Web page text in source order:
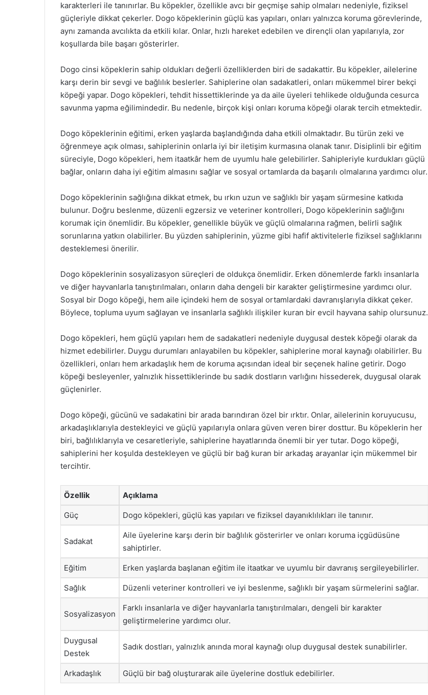
karakterleri ile tanınırlar. Bu köpekler, özellikle avcı bir geçmişe sahip olmaları nedeniyle, fiziksel
güçleriyle dikkat çekerler. Dogo köpeklerinin güçlü kas yapıları, onları yalnızca koruma görevlerinde,
aynı zamanda avcılıkta da etkili kılar. Onlar, hızlı hareket edebilen ve dirençli olan yapılarıyla, zor
koşullarda bile başarı gösterirler.
Dogo cinsi köpeklerin sahip oldukları değerli özelliklerden biri de sadakattir. Bu köpekler, ailelerine
karşı derin bir sevgi ve bağlılık beslerler. Sahiplerine olan sadakatleri, onları mükemmel birer bekçi
köpeği yapar. Dogo köpekleri, tehdit hissettiklerinde ya da aile üyeleri tehlikede olduğunda cesurca
savunma yapma eğilimindedir. Bu nedenle, birçok kişi onları koruma köpeği olarak tercih etmektedir.
Dogo köpeklerinin eğitimi, erken yaşlarda başlandığında daha etkili olmaktadır. Bu türün zeki ve
öğrenmeye açık olması, sahiplerinin onlarla iyi bir iletişim kurmasına olanak tanır. Disiplinli bir eğitim
süreciyle, Dogo köpekleri, hem itaatkâr hem de uyumlu hale gelebilirler. Sahipleriyle kurdukları güçlü
bağlar, onların daha iyi eğitim almasını sağlar ve sosyal ortamlarda da başarılı olmalarına yardımcı olur.
Dogo köpeklerinin sağlığına dikkat etmek, bu ırkın uzun ve sağlıklı bir yaşam sürmesine katkıda
bulunur. Doğru beslenme, düzenli egzersiz ve veteriner kontrolleri, Dogo köpeklerinin sağlığını
korumak için önemlidir. Bu köpekler, genellikle büyük ve güçlü olmalarına rağmen, belirli sağlık
sorunlarına yatkın olabilirler. Bu yüzden sahiplerinin, yüzme gibi hafif aktivitelerle fiziksel sağlıklarını
desteklemesi önerilir.
Dogo köpeklerinin sosyalizasyon süreçleri de oldukça önemlidir. Erken dönemlerde farklı insanlarla
ve diğer hayvanlarla tanıştırılmaları, onların daha dengeli bir karakter geliştirmesine yardımcı olur.
Sosyal bir Dogo köpeği, hem aile içindeki hem de sosyal ortamlardaki davranışlarıyla dikkat çeker.
Böylece, topluma uyum sağlayan ve insanlarla sağlıklı ilişkiler kuran bir evcil hayvana sahip olursunuz.
Dogo köpekleri, hem güçlü yapıları hem de sadakatleri nedeniyle duygusal destek köpeği olarak da
hizmet edebilirler. Duygu durumları anlayabilen bu köpekler, sahiplerine moral kaynağı olabilirler. Bu
özellikleri, onları hem arkadaşlık hem de koruma açısından ideal bir seçenek haline getirir. Dogo
köpeği besleyenler, yalnızlık hissettiklerinde bu sadık dostların varlığını hissederek, duygusal olarak
güçlenirler.
Dogo köpeği, gücünü ve sadakatini bir arada barındıran özel bir ırktır. Onlar, ailelerinin koruyucusu,
arkadaşlıklarıyla destekleyici ve güçlü yapılarıyla onlara güven veren birer dosttur. Bu köpeklerin her
biri, bağlılıklarıyla ve cesaretleriyle, sahiplerine hayatlarında önemli bir yer tutar. Dogo köpeği,
sahiplerini her koşulda destekleyen ve güçlü bir bağ kuran bir arkadaş arayanlar için mükemmel bir
tercihtir.
Özellik Açıklama
Güç Dogo köpekleri, güçlü kas yapıları ve fiziksel dayanıklılıkları ile tanınır.
Sadakat
Aile üyelerine karşı derin bir bağlılık gösterirler ve onları koruma içgüdüsüne
sahiptirler.
Eğitim Erken yaşlarda başlanan eğitim ile itaatkar ve uyumlu bir davranış sergileyebilirler.
Sağlık Düzenli veteriner kontrolleri ve iyi beslenme, sağlıklı bir yaşam sürmelerini sağlar.
Sosyalizasyon
Farklı insanlarla ve diğer hayvanlarla tanıştırılmaları, dengeli bir karakter
geliştirmelerine yardımcı olur.
Duygusal
Destek
Sadık dostları, yalnızlık anında moral kaynağı olup duygusal destek sunabilirler.
Arkadaşlık Güçlü bir bağ oluşturarak aile üyelerine dostluk edebilirler.